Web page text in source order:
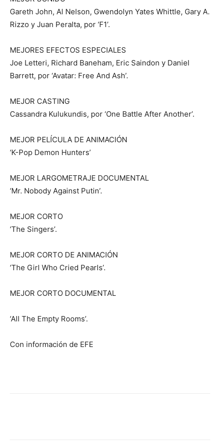
Gareth John, Al Nelson, Gwendolyn Yates Whittle, Gary A.
Rizzo y Juan Peralta, por ‘F1’.
MEJORES EFECTOS ESPECIALES
Joe Letteri, Richard Baneham, Eric Saindon y Daniel
Barrett, por ‘Avatar: Free And Ash’.
MEJOR CASTING
Cassandra Kulukundis, por ‘One Battle After Another’.
MEJOR PELÍCULA DE ANIMACIÓN
‘K-Pop Demon Hunters’
MEJOR LARGOMETRAJE DOCUMENTAL
‘Mr. Nobody Against Putin’.
MEJOR CORTO
‘The Singers’.
MEJOR CORTO DE ANIMACIÓN
‘The Girl Who Cried Pearls’.
MEJOR CORTO DOCUMENTAL
‘All The Empty Rooms’.
Con información de EFE